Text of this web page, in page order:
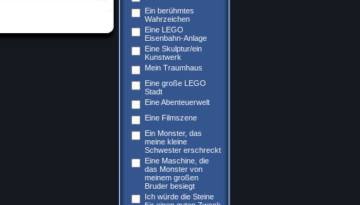
Ein berühmtes
Wahrzeichen
Eine LEGO
Eisenbahn-Anlage
Eine Skulptur/ein
Kunstwerk
Mein Traumhaus
Eine große LEGO
Stadt
Eine Abenteuerwelt
Eine Filmszene
Ein Monster, das
meine kleine
Schwester erschreckt
Eine Maschine, die
das Monster von
meinem großen
Bruder besiegt
Ich würde die Steine